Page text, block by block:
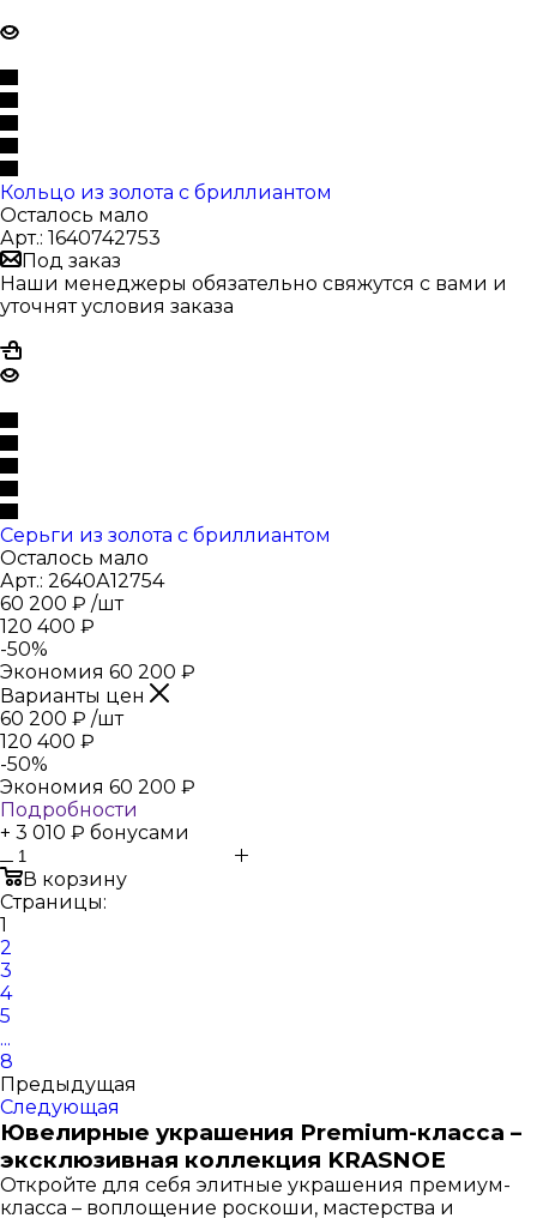
Кольцо из золота с бриллиантом
Осталось мало
Арт.: 1640742753
Под заказ
Наши менеджеры обязательно свяжутся с вами и
уточнят условия заказа
Серьги из золота с бриллиантом
Осталось мало
Арт.: 2640А12754
60 200 ₽ /шт
120 400 ₽
-50%
Экономия 60 200 ₽
Варианты цен
60 200 ₽ /шт
120 400 ₽
-50%
Экономия 60 200 ₽
Подробности
+ 3 010 ₽ бонусами
В корзину
Страницы:
1
2
3
4
5
...
8
Предыдущая
Следующая
Ювелирные украшения Premium-класса –
эксклюзивная коллекция KRASNOE
Откройте для себя элитные украшения премиум-
класса – воплощение роскоши, мастерства и